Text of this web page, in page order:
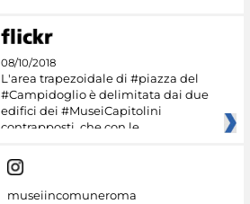
08/10/2018
L'area trapezoidale di #piazza del
#Campidoglio è delimitata dai due
edifici dei #MuseiCapitolini
contrapposti, che con le
museiincomuneroma